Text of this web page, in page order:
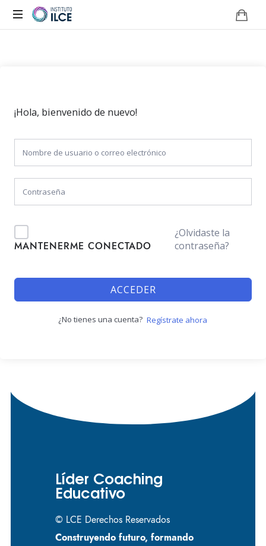
¡Hola, bienvenido de nuevo!
MANTENERME CONECTADO
¿Olvidaste la
contraseña?
ACCEDER
¿No tienes una cuenta? Regístrate ahora
Líder Coaching
Educativo
© LCE Derechos Reservados
Construyendo futuro, formando